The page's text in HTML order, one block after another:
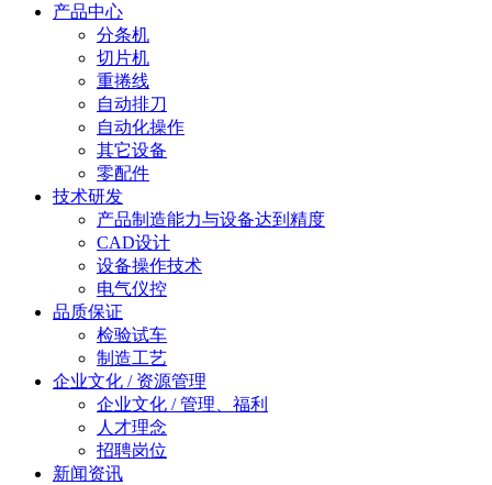
产品中心
分条机
切片机
重捲线
自动排刀
自动化操作
其它设备
零配件
技术研发
产品制造能力与设备达到精度
CAD设计
设备操作技术
电气仪控
品质保证
检验试车
制造工艺
企业文化 / 资源管理
企业文化 / 管理、福利
人才理念
招聘岗位
新闻资讯